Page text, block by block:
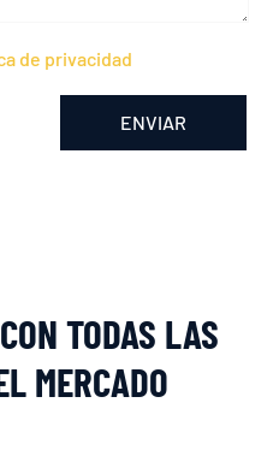
de privacidad
ENVIAR
TODAS LAS
MERCADO